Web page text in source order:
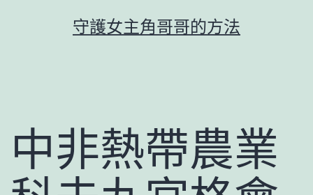
守護女主角哥哥的方法
中非熱帶農業